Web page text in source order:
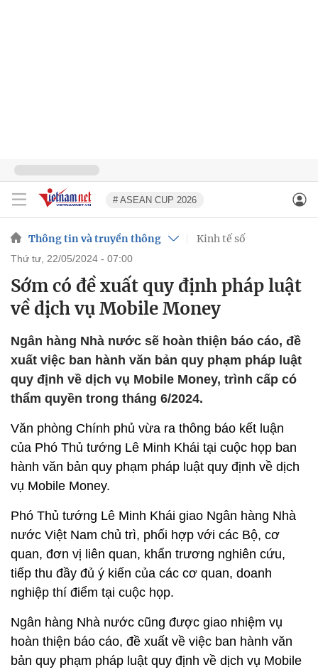
# ASEAN CUP 2026
Thông tin và truyền thông Kinh tế số
thứ tư, 22/05/2024 - 07:00
Sớm có đề xuất quy định pháp luật
về dịch vụ Mobile Money
Ngân hàng Nhà nước sẽ hoàn thiện báo cáo, đề
xuất việc ban hành văn bản quy phạm pháp luật
quy định về dịch vụ Mobile Money, trình cấp có
thẩm quyền trong tháng 6/2024.
Văn phòng Chính phủ vừa ra thông báo kết luận
của Phó Thủ tướng Lê Minh Khái tại cuộc họp ban
hành văn bản quy phạm pháp luật quy định về dịch
vụ Mobile Money.
Phó Thủ tướng Lê Minh Khái giao Ngân hàng Nhà
nước Việt Nam chủ trì, phối hợp với các Bộ, cơ
quan, đơn vị liên quan, khẩn trương nghiên cứu,
tiếp thu đầy đủ ý kiến của các cơ quan, doanh
nghiệp thí điểm tại cuộc họp.
Ngân hàng Nhà nước cũng được giao nhiệm vụ
hoàn thiện báo cáo, đề xuất về việc ban hành văn
bản quy phạm pháp luật quy định về dịch vụ Mobile